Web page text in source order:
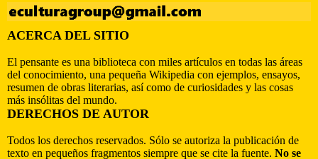
ACERCA DEL SITIO
El pensante es una biblioteca con miles artículos en todas las áreas
del conocimiento, una pequeña Wikipedia con ejemplos, ensayos,
resumen de obras literarias, así como de curiosidades y las cosas
más insólitas del mundo.
DERECHOS DE AUTOR
Todos los derechos reservados. Sólo se autoriza la publicación de
texto en pequeños fragmentos siempre que se cite la fuente. No se